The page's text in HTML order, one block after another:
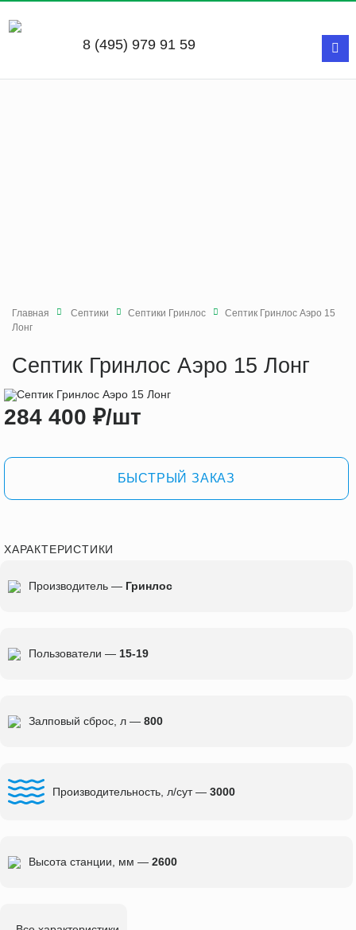
8 (495) 979 91 59
Главная Септики Септики Гринлос
Септик Гринлос Аэро 15
Лонг
Септик Гринлос Аэро 15 Лонг
284 400 ₽/шт
БЫСТРЫЙ ЗАКАЗ
ХАРАКТЕРИСТИКИ
Производитель — Гринлос
Пользователи — 15-19
Залповый сброс, л — 800
Производительность, л/сут — 3000
Высота станции, мм — 2600